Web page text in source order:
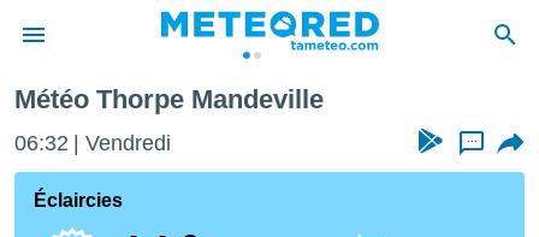
de
Météo Thorpe Mandeville
06:32 Vendredi ...
Éclaircies